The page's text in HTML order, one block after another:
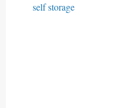
self storage